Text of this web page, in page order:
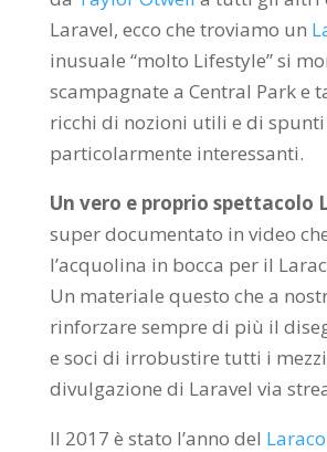
Laravel, ecco che troviamo un
inusuale “molto Lifestyle” si
scampagnate a Central Park e
ricchi di nozioni utili e di spunti
particolarmente interessanti.
Un vero e proprio spettacolo
super documentato in video
l’acquolina in bocca per il
Un materiale questo che a
rinforzare sempre di più il
e soci di irrobustire tutti i
divulgazione di Laravel via
Il 2017 è stato l’anno del